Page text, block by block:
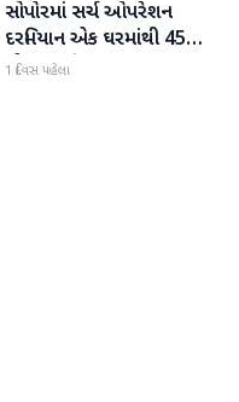
રાષ્ટ્રીય
સોપોરમાં સર્ચ ઓપરેશન
દરમિયાન એક ઘરમાંથી 45
ગોળા મળી આવ્યા
1 દિવસ પહેલા